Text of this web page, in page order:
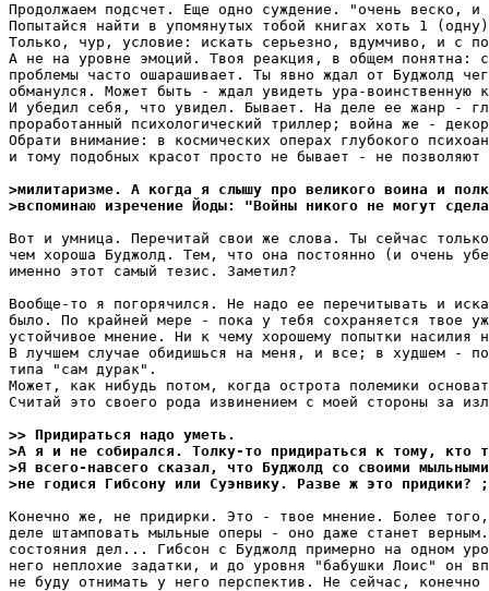
Продолжаем подсчет. Еще одно суждение. "очень веско,
Попытайся найти в упомянутых тобой книгах хоть 1
Только, чур, условие: искать серьезно, вдумчиво, и с
А не на уровне эмоций. Твоя реакция, в общем понятна:
проблемы часто ошарашивает. Ты явно ждал от Буджолд
обманулся. Может быть - ждал увидеть ура-воинственную
И убедил себя, что увидел. Бывает. На деле ее жанр -
проработанный психологический триллер; война же -
Обрати внимание: в космических операх глубокого
и тому подобных красот просто не бывает - не позволяют
>милитаризме. А когда я слышу про великого воина и
>вспоминаю изречение Йоды: "Войны никого не могут
Вот и умница. Перечитай свои же слова. Ты сейчас
чем хороша Буджолд. Тем, что она постоянно (и очень
именно этот самый тезис. Заметил?
Вообще-то я погорячился. Не надо ее перечитывать и
было. По крайней мере - пока у тебя сохраняется твое
устойчивое мнение. Ни к чему хорошему попытки насилия
В лучшем случае обидишься на меня, и все; в худшем -
типа "сам дурак".
Может, как нибудь потом, когда острота полемики
Считай это своего рода извинением с моей стороны за
>> Пpидиpаться надо уметь.
>А я и не собирался. Толку-то придираться к тому, кто
>Я всего-навсего сказал, что Буджолд со своими
>не годися Гибсону или Суэнвику. Разве ж это придики?
Конечно же, не придирки. Это - твое мнение. Более
деле штамповать мыльные оперы - оно даже станет
состояния дел... Гибсон с Буджолд примерно на одном
него неплохие задатки, и до уровня "бабушки Лоис" он
не буду отнимать у него перспектив. Hе сейчас,